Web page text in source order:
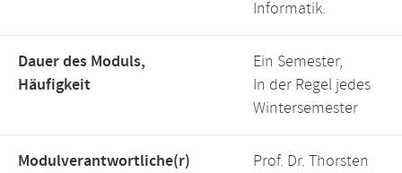
Informatik.
Dauer des Moduls,
Häufigkeit
Ein Semester,
In der Regel jedes
Wintersemester
Modulverantwortliche(r)
Prof. Dr. Thorsten